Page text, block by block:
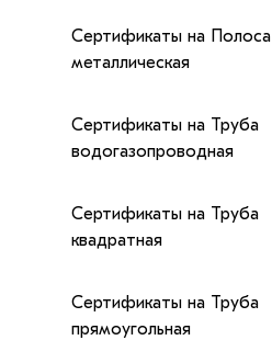
Сертификаты на Полоса
металлическая
Сертификаты на Труба
водогазопроводная
Сертификаты на Труба
квадратная
Сертификаты на Труба
прямоугольная